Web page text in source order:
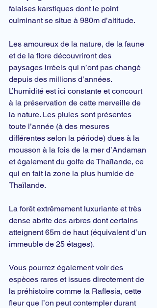
falaises karstiques dont le point
culminant se situe à 980m d’altitude.
Les amoureux de la nature, de la faune
et de la flore découvriront des
paysages irréels qui n’ont pas changé
depuis des millions d’années.
L’humidité est ici constante et concourt
à la préservation de cette merveille de
la nature. Les pluies sont présentes
toute l’année (à des mesures
différentes selon la période) dues à la
mousson à la fois de la mer d’Andaman
et également du golfe de Thaïlande, ce
qui en fait la zone la plus humide de
Thaïlande.
La forêt extrêmement luxuriante et très
dense abrite des arbres dont certains
atteignent 65m de haut (équivalent d’un
immeuble de 25 étages).
Vous pourrez également voir des
espèces rares et issues directement de
la préhistoire comme la Raflesia, cette
fleur que l’on peut contempler durant